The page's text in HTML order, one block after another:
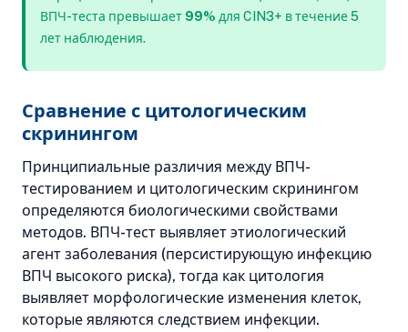
ВПЧ-теста превышает 99% для CIN3+ в течение 5
лет наблюдения.
Сравнение с цитологическим
скринингом
Принципиальные различия между ВПЧ-
тестированием и цитологическим скринингом
определяются биологическими свойствами
методов. ВПЧ-тест выявляет этиологический
агент заболевания (персистирующую инфекцию
ВПЧ высокого риска), тогда как цитология
выявляет морфологические изменения клеток,
которые являются следствием инфекции.